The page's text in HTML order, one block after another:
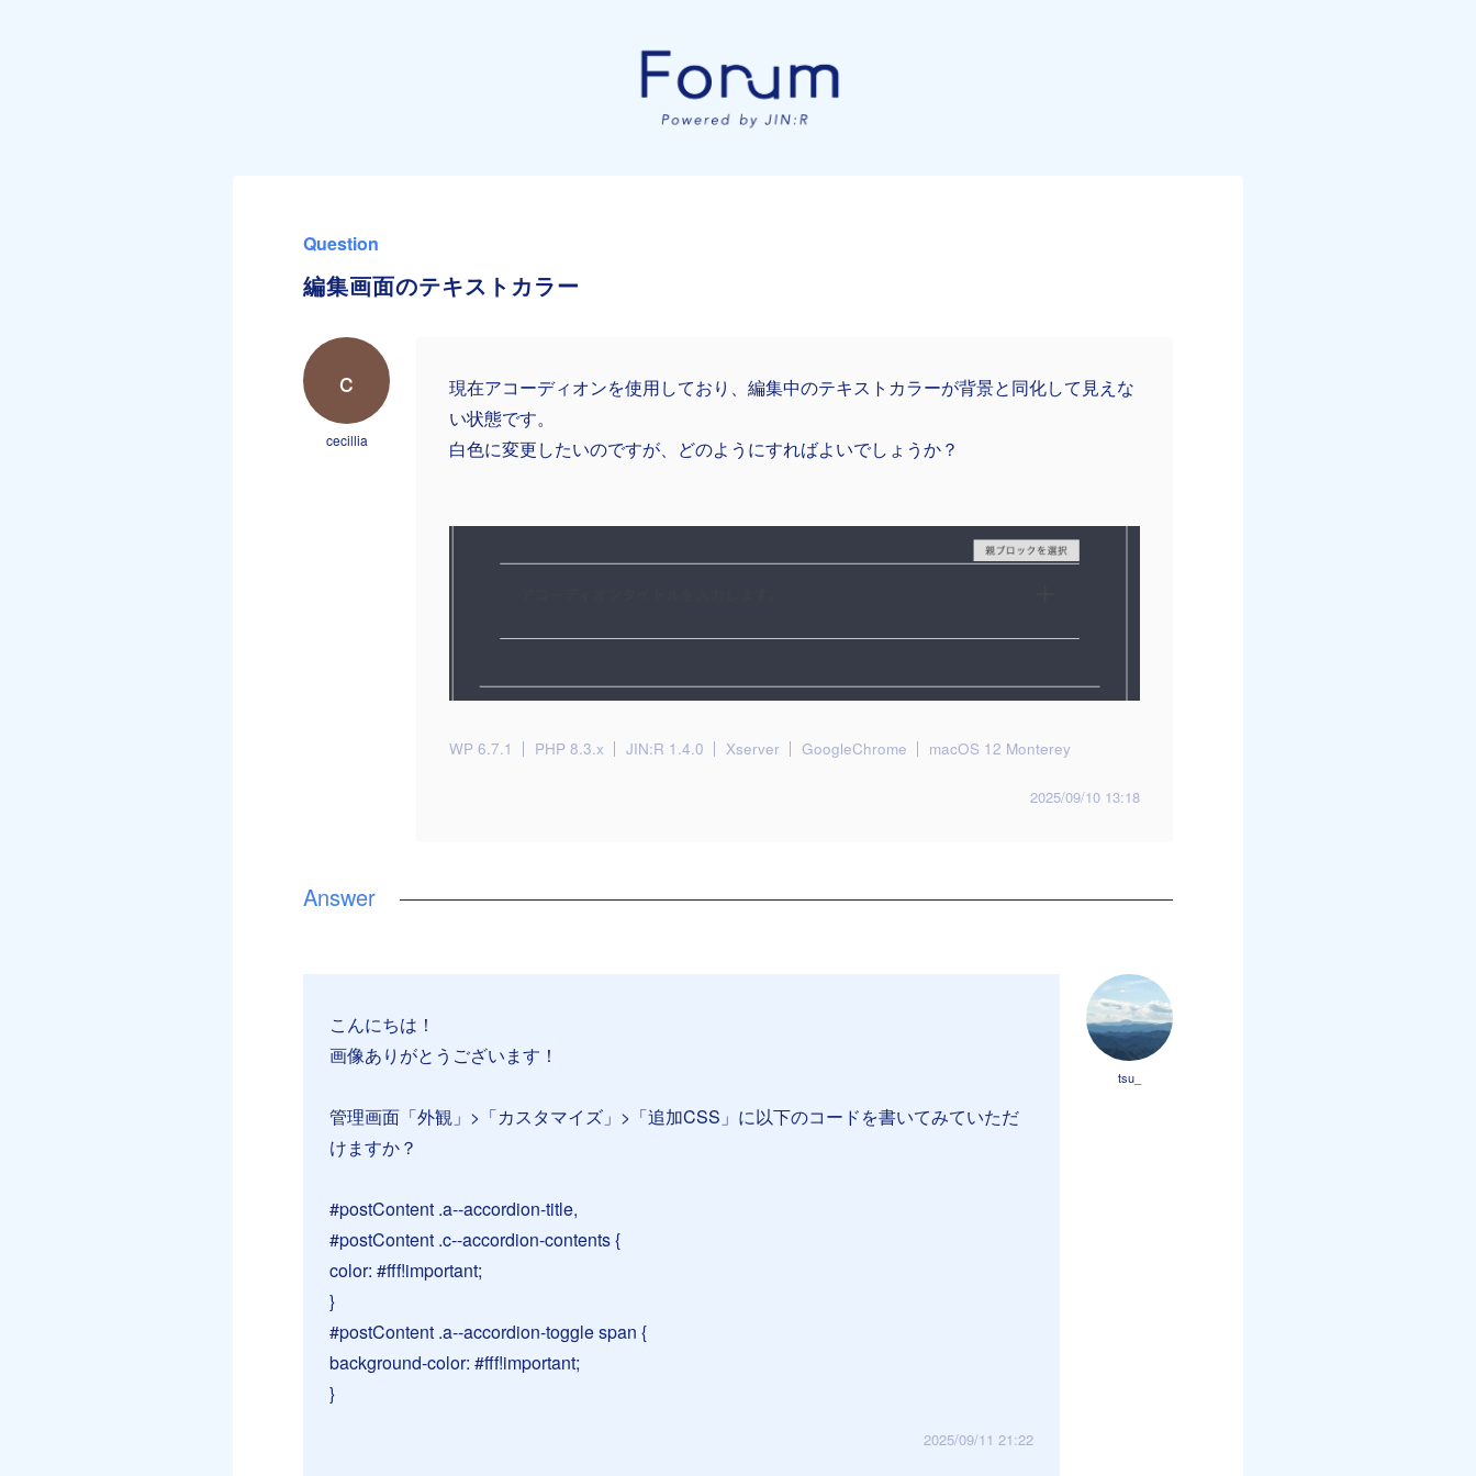
Question
編集画面のテキストカラー
c
cecillia
現在アコーディオンを使用しており、編集中のテキストカラーが背景と同化して見えな
い状態です。
白色に変更したいのですが、どのようにすればよいでしょうか？
WP 6.7.1 PHP 8.3.x JIN:R 1.4.0 Xserver GoogleChrome macOS 12 Monterey
2025/09/10 13:18
tsu_
こんにちは！
画像ありがとうございます！
管理画面「外観」>「カスタマイズ」>「追加CSS」に以下のコードを書いてみていただ
けますか？
#postContent .a--accordion-title,
#postContent .c--accordion-contents {
color: #fff!important;
}
#postContent .a--accordion-toggle span {
background-color: #fff!important;
}
2025/09/11 21:22